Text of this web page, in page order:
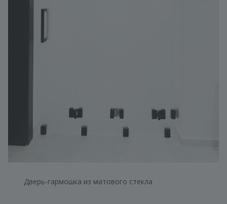
Дверь-гармошка из матового стекла